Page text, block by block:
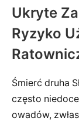
Ukryte
Ryzyko
Śmierć druha
często
owadów,